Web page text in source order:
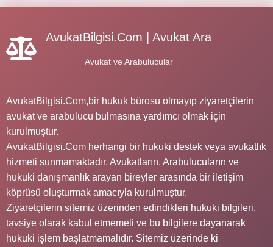
AvukatBilgisi.Com | Avukat Ara
Avukat ve Arabulucular
AvukatBilgisi.Com,bir hukuk bürosu olmayıp ziyaretçilerin
avukat ve arabulucu bulmasına yardımcı olmak için
kurulmuştur.
AvukatBilgisi.Com herhangi bir hukuki destek veya avukatlık
hizmeti sunmamaktadır. Avukatların, Arabulucuların ve
hukuki danışmanlık arayan bireyler arasında bir iletişim
köprüsü oluşturmak amacıyla kurulmuştur.
Ziyaretçilerin sitemiz üzerinden edindikleri hukuki bilgileri,
tavsiye olarak kabul etmemeli ve bu bilgilere dayanarak
hukuki işlem başlatmamalıdır. Sitemiz üzerinde ki